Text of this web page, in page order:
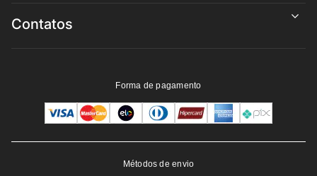
Contatos
Forma de pagamento
Métodos de envio